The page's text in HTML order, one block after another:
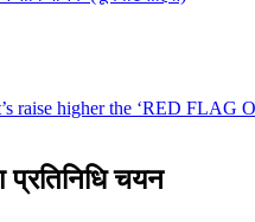
प्रतिनिधि चयन